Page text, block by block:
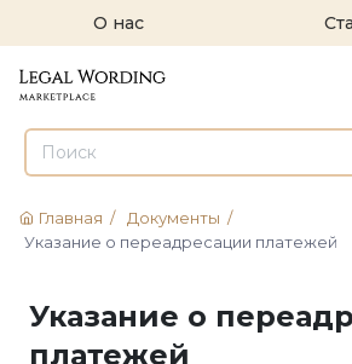
О нас
Главная / Документы /
Указание о переадресации платежей
Указание о
платежей